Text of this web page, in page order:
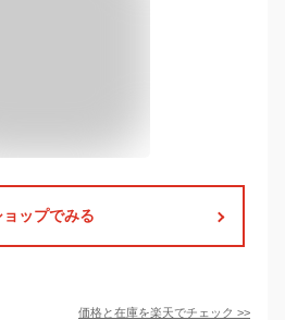
ョップでみる
価格と在庫を楽天でチェック >>